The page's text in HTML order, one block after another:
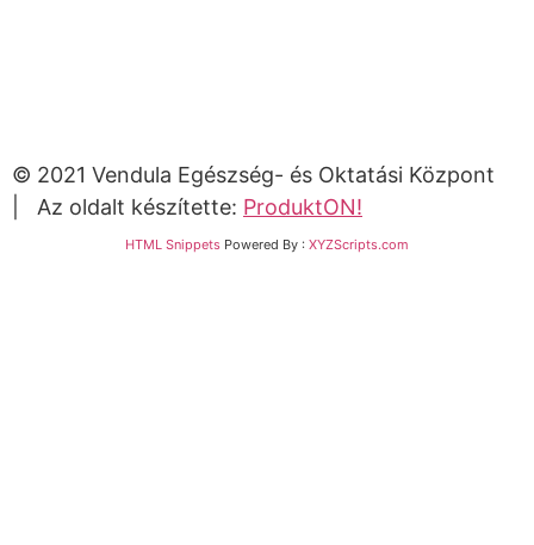
© 2021 Vendula Egészség- és Oktatási Központ
| Az oldalt készítette: ProduktON!
HTML Snippets Powered By : XYZScripts.com